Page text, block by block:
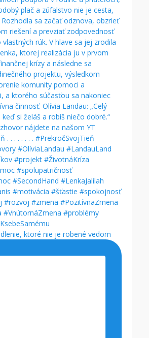
ktoré nie je robené vedom